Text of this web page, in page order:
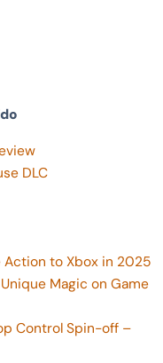
DLC
to Xbox in 2025
Magic on Game
Control Spin-off –